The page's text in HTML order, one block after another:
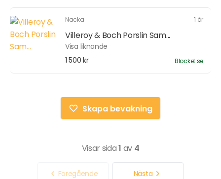
Nacka 1 år
Villeroy & Boch Porslin Sam...
Visa liknande
1 500 kr
Blocket.se
Skapa bevakning
Visar sida1 av 4
Föregående Nästa